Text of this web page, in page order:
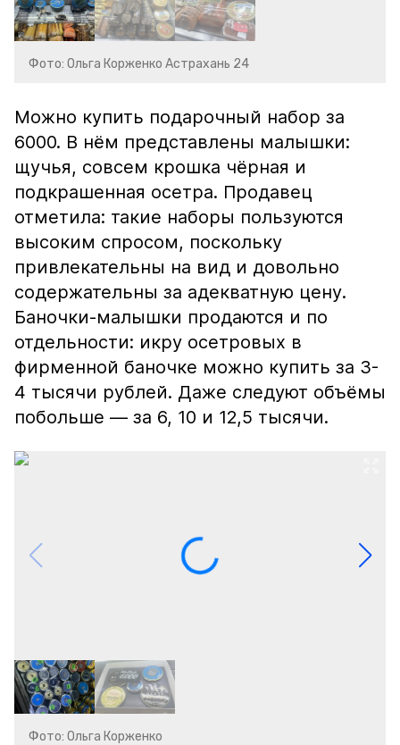
Фото: Ольга Корженко Астрахань 24
Можно купить подарочный набор за
6000. В нём представлены малышки:
щучья, совсем крошка чёрная и
подкрашенная осетра. Продавец
отметила: такие наборы пользуются
высоким спросом, поскольку
привлекательны на вид и довольно
содержательны за адекватную цену.
Баночки-малышки продаются и по
отдельности: икру осетровых в
фирменной баночке можно купить за 3-
4 тысячи рублей. Даже следуют объёмы
побольше — за 6, 10 и 12,5 тысячи.
Фото: Ольга Корженко